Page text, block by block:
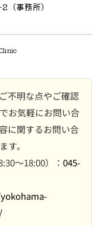
事務所）
不明な点やご確認
お気軽にお問い合
に関するお問い合
す。
〜18:00）： 045-